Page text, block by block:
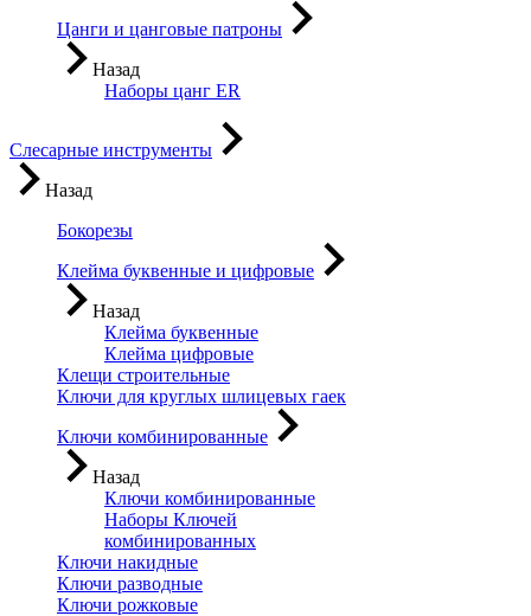
Цанги и цанговые патроны
Назад
Наборы цанг ER
Слесарные инструменты
Назад
Бокорезы
Клейма буквенные и цифровые
Назад
Клейма буквенные
Клейма цифровые
Клещи строительные
Ключи для круглых шлицевых гаек
Ключи комбинированные
Назад
Ключи комбинированные
Наборы Ключей
комбинированных
Ключи накидные
Ключи разводные
Ключи рожковые